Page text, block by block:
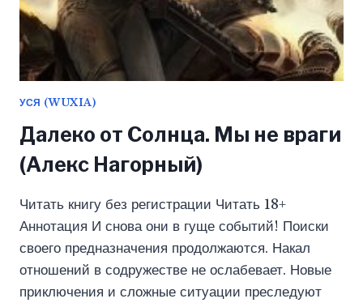
УСЯ (WUXIA)
Далеко от Солнца. Мы не враги
(Алекс Нагорный)
Читать книгу без регистрации Читать 18+
Аннотация И снова они в гуще событий! Поиски
своего предназначения продолжаются. Накал
отношений в содружестве не ослабевает. Новые
приключения и сложные ситуации преследуют